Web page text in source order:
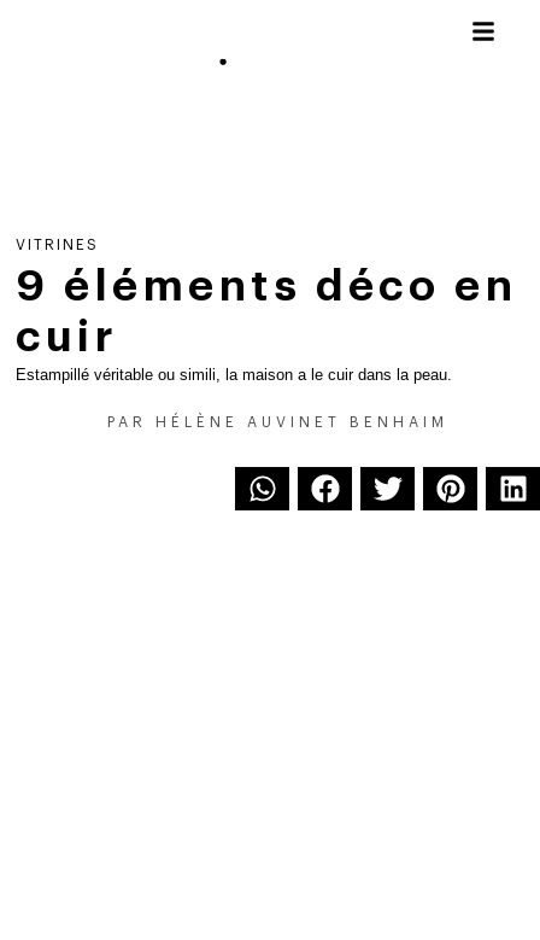
VITRINES
9 éléments déco en
cuir
Estampillé véritable ou simili, la maison a le cuir dans la peau.
PAR HÉLÈNE AUVINET BENHAIM